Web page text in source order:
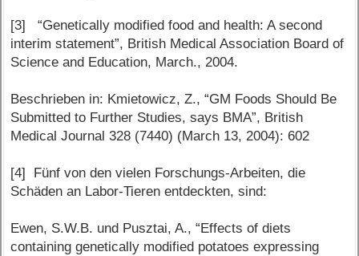
[3] “Genetically modified food and health: A second
interim statement”, British Medical Association Board of
Science and Education, March., 2004.
Beschrieben in: Kmietowicz, Z., “GM Foods Should Be
Submitted to Further Studies, says BMA”, British
Medical Journal 328 (7440) (March 13, 2004): 602
[4] Fünf von den vielen Forschungs-Arbeiten, die
Schäden an Labor-Tieren entdeckten, sind:
Ewen, S.W.B. und Pusztai, A., “Effects of diets
containing genetically modified potatoes expressing